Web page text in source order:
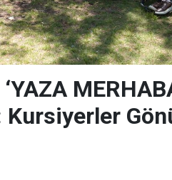
Kursiyerler